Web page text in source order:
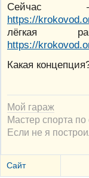
Сейчас
https://
лёгкая
https://
Какая
Мой гараж
Мастер спорта по
Если не я
Сайт